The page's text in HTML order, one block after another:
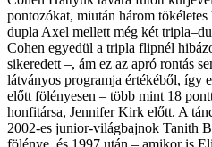
pontozókat, miután három tökéletes
dupla Axel mellett még két
Cohen egyedül a tripla flipnél
sikeredett –, ám ez az apró rontás
látványos programja értékéből, így
előtt fölényesen – több mint 18
honfitársa, Jennifer Kirk előtt. A
2002-es junior-világbajnok Tanith
fölénye, és 1997 után – amikor is